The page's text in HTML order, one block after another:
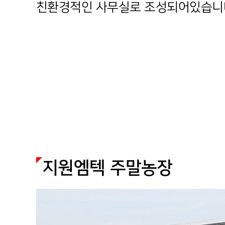
친환경적인 사무실로 조성되어있습
지원엠텍 주말농장